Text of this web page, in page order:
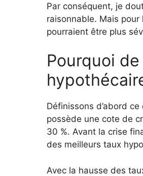
Par conséquent, je
raisonnable. Mais
pourraient être plus
Pourquoi
Définissons d’abord
possède une cote de
30 %. Avant la crise
des meilleurs taux
Avec la hausse des